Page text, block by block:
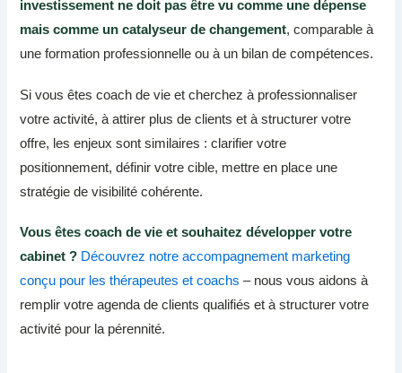
investissement ne doit pas être vu comme une dépense
mais comme un catalyseur de changement, comparable à
une formation professionnelle ou à un bilan de compétences.
Si vous êtes coach de vie et cherchez à professionnaliser
votre activité, à attirer plus de clients et à structurer votre
offre, les enjeux sont similaires : clarifier votre
positionnement, définir votre cible, mettre en place une
stratégie de visibilité cohérente.
Vous êtes coach de vie et souhaitez développer votre
cabinet ? Découvrez notre accompagnement marketing
conçu pour les thérapeutes et coachs – nous vous aidons à
remplir votre agenda de clients qualifiés et à structurer votre
activité pour la pérennité.